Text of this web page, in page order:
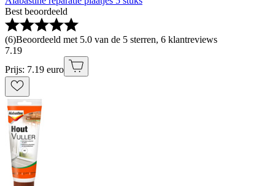
Best beoordeeld
(6)Beoordeeld met 5.0 van de 5 sterren, 6 klantreviews
7.19
Prijs: 7.19 euro